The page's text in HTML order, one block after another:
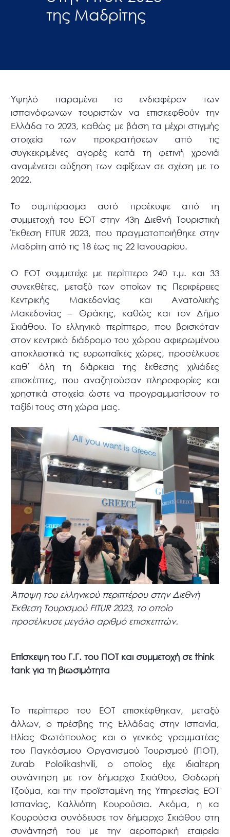
της Μαδρίτης
Υψηλό παραμένει το ενδιαφέρον των
ισπανόφωνων τουριστών να επισκεφθούν την
Ελλάδα το 2023, καθώς με βάση τα μέχρι στιγμής
στοιχεία των προκρατήσεων από τις
συγκεκριμένες αγορές κατά τη φετινή χρονιά
αναμένεται αύξηση των αφίξεων σε σχέση με το
2022.
Το συμπέρασμα αυτό προέκυψε από τη
συμμετοχή του ΕΟΤ στην 43η Διεθνή Τουριστική
Έκθεση FITUR 2023, που πραγματοποιήθηκε στην
Μαδρίτη από τις 18 έως τις 22 Ιανουαρίου.
Ο ΕΟΤ συμμετείχε με περίπτερο 240 τ.μ. και 33
συνεκθέτες, μεταξύ των οποίων τις Περιφέρειες
Κεντρικής Μακεδονίας και Ανατολικής
Μακεδονίας – Θράκης, καθώς και τον Δήμο
Σκιάθου. Το ελληνικό περίπτερο, που βρισκόταν
στον κεντρικό διάδρομο του χώρου αφιερωμένου
αποκλειστικά τις ευρωπαϊκές χώρες, προσέλκυσε
καθ’ όλη τη διάρκεια της έκθεσης χιλιάδες
επισκέπτες, που αναζητούσαν πληροφορίες και
χρηστικά στοιχεία ώστε να προγραμματίσουν το
ταξίδι τους στη χώρα μας.
Άποψη του ελληνικού περιπτέρου στην Διεθνή
Έκθεση Τουρισμού FITUR 2023, το οποίο
προσέλκυσε μεγάλο αριθμό επισκεπτών.
Επίσκεψη του Γ.Γ. του ΠΟΤ και συμμετοχή σε think
tank για τη βιωσιμότητα
Το περίπτερο του ΕΟΤ επισκέφθηκαν, μεταξύ
άλλων, ο πρέσβης της Ελλάδας στην Ισπανία,
Ηλίας Φωτόπουλος και ο γενικός γραμματέας
του Παγκόσμιου Οργανισμού Τουρισμού (ΠΟΤ),
Zurab Pololikashvili, ο οποίος είχε ιδιαίτερη
συνάντηση με τον δήμαρχο Σκιάθου, Θοδωρή
Τζούμα, και την προϊσταμένη της Υπηρεσίας ΕΟΤ
Ισπανίας, Καλλιόπη Κουρούσια. Ακόμα, η κα
Κουρούσια συνόδευσε τον δήμαρχο Σκιάθου στη
συνάντησή του με την αεροπορική εταιρεία